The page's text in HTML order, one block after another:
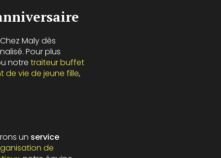
Maly dès
Pour plus
notre traiteur buffet
de vie de jeune fille,
un service
de